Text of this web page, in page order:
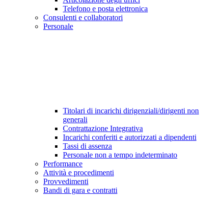
Telefono e posta elettronica
Consulenti e collaboratori
Personale
Titolari di incarichi dirigenziali/dirigenti non
generali
Contrattazione Integrativa
Incarichi conferiti e autorizzati a dipendenti
Tassi di assenza
Personale non a tempo indeterminato
Performance
Attività e procedimenti
Provvedimenti
Bandi di gara e contratti